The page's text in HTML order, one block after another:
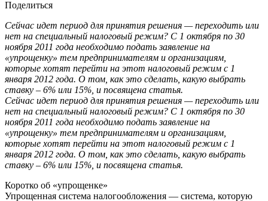
Поделиться
Сейчас идет период для принятия решения — переходить или
нет на специальный налоговый режим? С 1 октября по 30
ноября 2011 года необходимо подать заявление на
«упрощенку» тем предпринимателям и организациям,
которые хотят перейти на этот налоговый режим с 1
января 2012 года. О том, как это сделать, какую выбрать
ставку – 6% или 15%, и посвящена статья.
Сейчас идет период для принятия решения — переходить или
нет на специальный налоговый режим? С 1 октября по 30
ноября 2011 года необходимо подать заявление на
«упрощенку» тем предпринимателям и организациям,
которые хотят перейти на этот налоговый режим с 1
января 2012 года. О том, как это сделать, какую выбрать
ставку – 6% или 15%, и посвящена статья.
Коротко об «упрощенке»
Упрощенная система налогообложения — система, которую